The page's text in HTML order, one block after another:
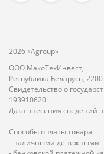
2026 «Agroup»
ООО МакоТехИнвест,
Республика Беларусь,
Свидетельство о
193910620.
Дата внесения сведений
Способы оплаты товара:
- наличными денежными